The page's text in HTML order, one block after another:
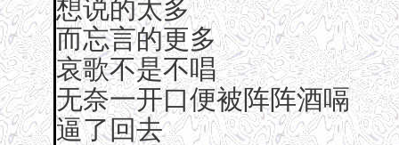
想说的太多
而忘言的更多
哀歌不是不唱
无奈一开口便被阵阵酒嗝
逼了回去